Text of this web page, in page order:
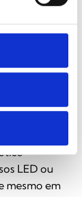
em
LED ou
mesmo em